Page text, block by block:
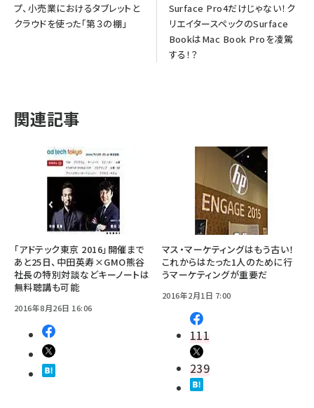
プ、小売業におけるタブレットと
クラウドを使った「第３の棚」
Surface Pro4だけじゃない！ク
リエイタースペックのSurface
BookはMac Book Proを凌駕
する！？
関連記事
「アドテック東京 2016」開催まで
あと25日、中田英寿×GMO熊谷
社長の特別対談などキーノートは
無料聴講も可能
2016年8月26日 16:06
マス・マーケティングはもう古い！
これからはたった1人のために行
うマーケティングが重要だ
2016年2月1日 7:00
111
239